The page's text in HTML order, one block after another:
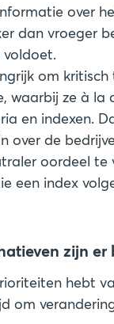
over
dan vroeger
om
waarbij ze à la
en indexen.
over de
oordeel te
een index
zijn er
hebt
om